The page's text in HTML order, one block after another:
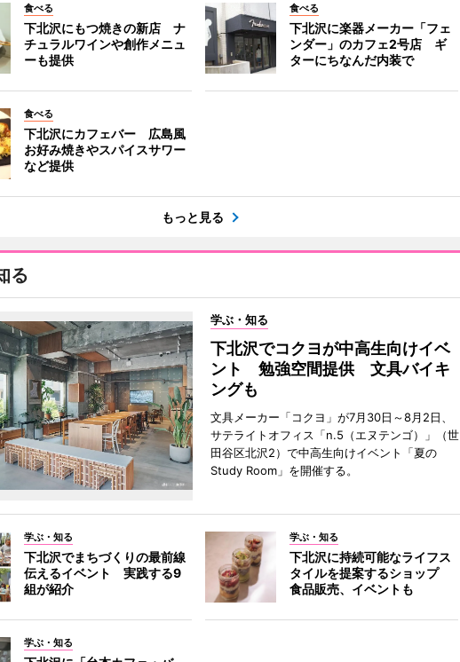
食べる
下北沢にもつ焼きの新店 ナ
チュラルワインや創作メニュ
ーも提供
食べる
下北沢に楽器メーカー「フェ
ンダー」のカフェ2号店 ギ
ターにちなんだ内装で
食べる
下北沢にカフェバー 広島風
お好み焼きやスパイスサワー
など提供
もっと見る
る
学ぶ・知る
下北沢でコクヨが中高生向けイベ
ント 勉強空間提供 文具バイキ
ングも
文具メーカー「コクヨ」が7月30日～8月2日、
サテライトオフィス「n.5（エヌテンゴ）」（世
田谷区北沢2）で中高生向けイベント「夏の
Study Room」を開催する。
学ぶ・知る
下北沢でまちづくりの最前線
伝えるイベント 実践する9
組が紹介
学ぶ・知る
下北沢に持続可能なライフス
タイルを提案するショップ
食品販売、イベントも
学ぶ・知る